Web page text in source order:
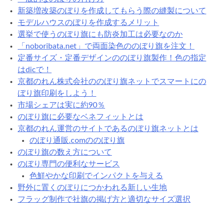
新築増改築のぼりを作成してもらう際の縫製について
モデルハウスのぼりを作成するメリット
選挙で使うのぼり旗にも防炎加工は必要なのか
「noboribata.net」で両面染色ののぼり旗を注文！
定番サイズ・定番デザインののぼり旗製作！色の指定
はdicで！
京都のれん株式会社ののぼり旗ネットでスマートにの
ぼり旗印刷をしよう！
市場シェアは実に約90％
のぼり旗に必要なベネフィットとは
京都のれん運営のサイトであるのぼり旗ネットとは
のぼり通販.comののぼり旗
のぼり旗の数え方について
のぼり専門の便利なサービス
色鮮やかな印刷でインパクトを与える
野外に置くのぼりにつかわれる新しい生地
フラッグ制作で社旗の掲げ方と適切なサイズ選択